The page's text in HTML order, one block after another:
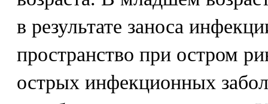
в результате заноса
пространство при остром
острых инфекционных